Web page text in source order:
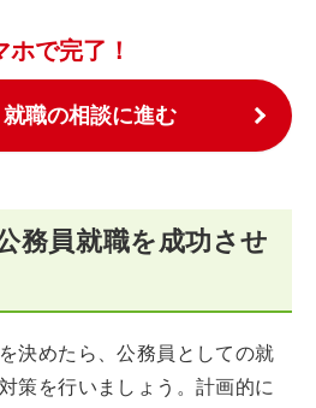
ホで完了！
就職の相談に進む
務員就職を成功させ
決めたら、公務員としての就
策を行いましょう。計画的に